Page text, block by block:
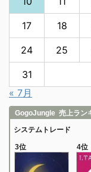
17 18
24 25
31
« 7月